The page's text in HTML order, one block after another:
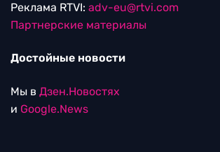
Реклама RTVI: adv-eu@rtvi.com
Партнерские материалы
Достойные новости
Мы в Дзен.Новостях
и Google.News